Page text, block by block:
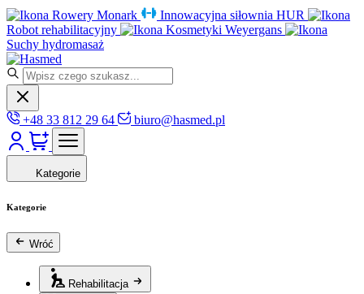
Rowery Monark
Innowacyjna siłownia HUR
Robot rehabilitacyjny
Kosmetyki Weyergans
Suchy hydromasaż
+48 33 812 29 64 biuro@hasmed.pl
Kategorie
Kategorie
Wróć
Rehabilitacja